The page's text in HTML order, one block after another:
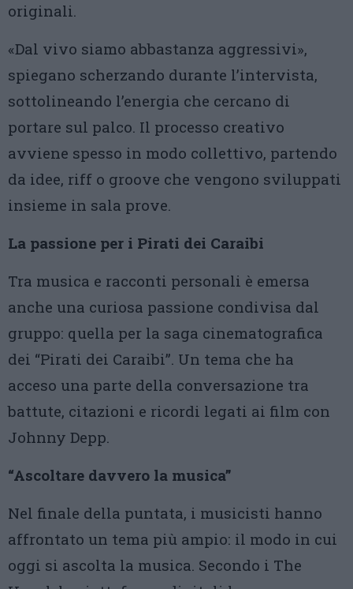
originali.
«Dal vivo siamo abbastanza aggressivi»,
spiegano scherzando durante l’intervista,
sottolineando l’energia che cercano di
portare sul palco. Il processo creativo
avviene spesso in modo collettivo, partendo
da idee, riff o groove che vengono sviluppati
insieme in sala prove.
La passione per i Pirati dei Caraibi
Tra musica e racconti personali è emersa
anche una curiosa passione condivisa dal
gruppo: quella per la saga cinematografica
dei “Pirati dei Caraibi”. Un tema che ha
acceso una parte della conversazione tra
battute, citazioni e ricordi legati ai film con
Johnny Depp.
“Ascoltare davvero la musica”
Nel finale della puntata, i musicisti hanno
affrontato un tema più ampio: il modo in cui
oggi si ascolta la musica. Secondo i The